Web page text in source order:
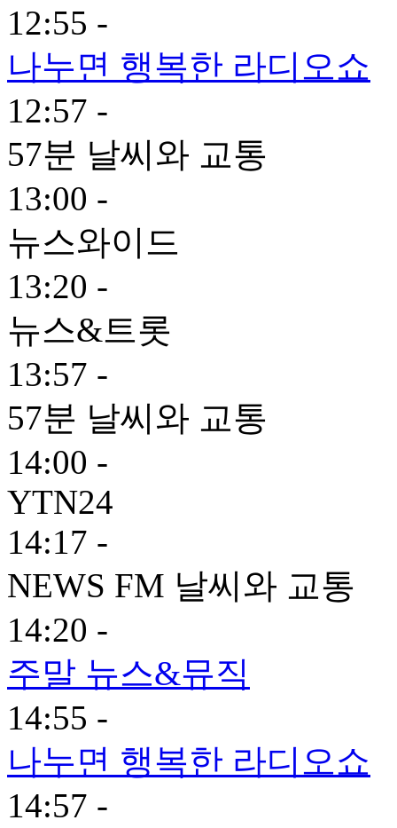
12:55 -
나누면 행복한 라디오쇼
12:57 -
57분 날씨와 교통
13:00 -
뉴스와이드
13:20 -
뉴스&트롯
13:57 -
57분 날씨와 교통
14:00 -
YTN24
14:17 -
NEWS FM 날씨와 교통
14:20 -
주말 뉴스&뮤직
14:55 -
나누면 행복한 라디오쇼
14:57 -